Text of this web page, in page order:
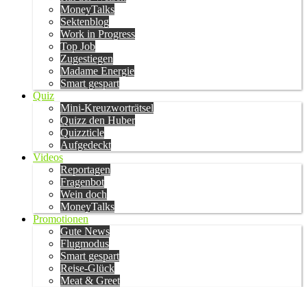
MoneyTalks
Sektenblog
Work in Progress
Top Job
Zugestiegen
Madame Energie
Smart gespart
Quiz
Mini-Kreuzworträtsel
Quizz den Huber
Quizzticle
Aufgedeckt
Videos
Reportagen
Fragenbot
Wein doch
MoneyTalks
Promotionen
Gute News
Flugmodus
Smart gespart
Reise-Glück
Meat & Greet